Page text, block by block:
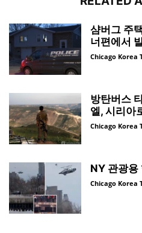
샴버그 주
너편에서
Chicago Korea
방탄버스
엘, 시리아
Chicago Korea
NY 관광용
Chicago Korea